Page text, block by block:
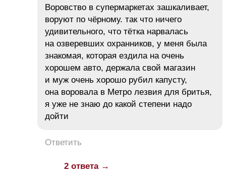
Воровство в супермаркетах зашкаливает,
воруют по чёрному. так что ничего
удивительного, что тётка нарвалась
на озверевших охранников, у меня была
знакомая, которая ездила на очень
хорошем авто, держала свой магазин
и муж очень хорошо рубил капусту,
она воровала в Метро лезвия для бритья,
я уже не знаю до какой степени надо
дойти
Ответить
2 ответа →